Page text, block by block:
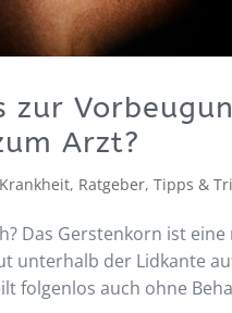
zur
Arzt?
Krankheit, Ratgeber,Tipps &
Das Gerstenkorn ist
unterhalb der Lidkante
folgenlos auch ohne